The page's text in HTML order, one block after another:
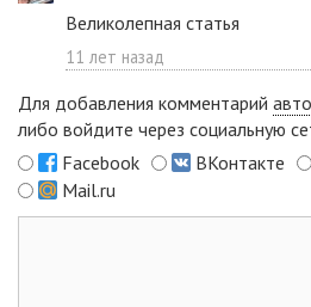
Великолепная статья
11 лет назад
Для добавления комментарий
либо войдите через социальную
Facebook
ВКонтакте
Mail.ru